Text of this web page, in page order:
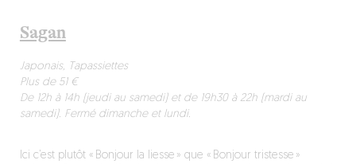
Sagan
Japonais, Tapassiettes
Plus de 51 €
De 12h à 14h (jeudi au samedi) et de 19h30 à 22h (mardi au
samedi). Fermé dimanche et lundi.
Ici c’est plutôt « Bonjour la liesse » que « Bonjour tristesse »